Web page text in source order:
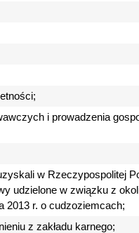
i prowadzenia
w Rzeczypospolitej
udzielone w związku z
2013 r. o cudzoziemcach;
z zakładu karnego;